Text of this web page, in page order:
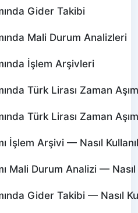
Gider Takibi
Mali Durum Analizleri
İşlem Arşivleri
Türk Lirası Zaman
Türk Lirası Zaman
İşlem Arşivi — Nasıl
Mali Durum Analizi — Nasıl
Gider Takibi — Nasıl